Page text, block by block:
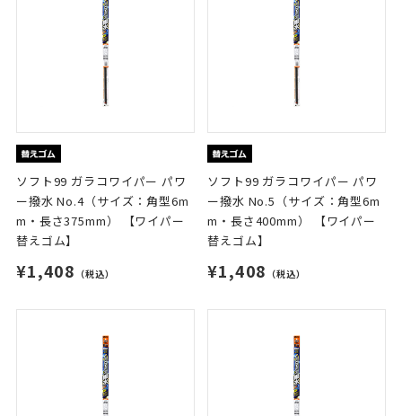
ソフト99 ガラコワイパー パワ
ー撥水 No.4（サイズ：角型6m
m・長さ375mm） 【ワイパー
替えゴム】
¥1,408 （税込）
ソフト99 ガラコワイパー パワ
ー撥水 No.5（サイズ：角型6m
m・長さ400mm） 【ワイパー
替えゴム】
¥1,408 （税込）